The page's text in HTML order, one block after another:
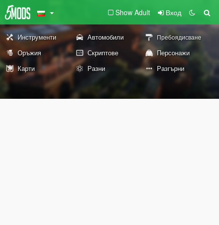
Show Adult Вход
Инструменти Автомобили Пребоядисване
Оръжия Скриптове
Персонажи
Карти
Разни Разгърни